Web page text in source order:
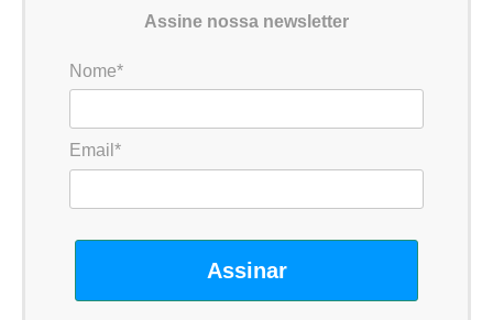
Assine nossa newsletter
Nome*
Email*
Assinar